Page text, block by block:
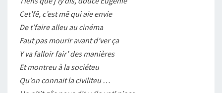
Cet’fê, c’est mê qui aie envie
De t’faire alleu au cinéma
Faut pas mourir avant d’ver ça
Y va falloir fair’ des manières
Et montreu à la sociéteu
Qu’on connait la civiliteu …